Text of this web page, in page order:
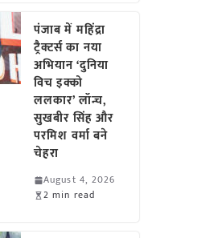
पंजाब में महिंद्रा
ट्रैक्टर्स का नया
अभियान ‘दुनिया
विच इक्को
ललकार’ लॉन्च,
सुखबीर सिंह और
परमिश वर्मा बने
चेहरा
August 4, 2026
2 min read